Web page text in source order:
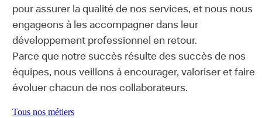
pour assurer la qualité de nos services, et nous nous
engageons à les accompagner dans leur
développement professionnel en retour.
Parce que notre succès résulte des succès de nos
équipes, nous veillons à encourager, valoriser et faire
évoluer chacun de nos collaborateurs.
Tous nos métiers